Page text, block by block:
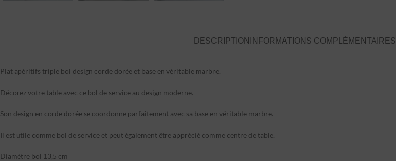
DESCRIPTION INFORMATIONS COMPLÉMENTAIRES
Plat apéritifs triple bol design corde dorée et base en véritable marbre.
Décorez votre table avec ce bol de service au design moderne.
Son design en corde dorée se coordonne parfaitement avec sa base en véritable marbre.
Il est utile comme bol de service et peut également être apprécié comme centre de table.
Diamètre bol 13,5 cm